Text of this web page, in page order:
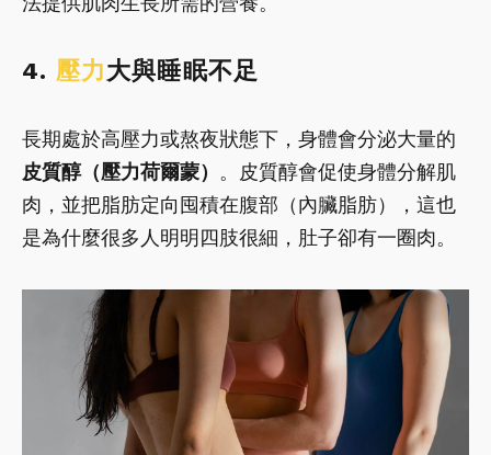
4. 壓力大與睡眠不足
長期處於高壓力或熬夜狀態下，身體會分泌大量的
皮質醇（壓力荷爾蒙） 。皮質醇會促使身體分解肌
肉，並把脂肪定向囤積在腹部（內臟脂肪），這也
是為什麼很多人明明四肢很細，肚子卻有一圈肉。